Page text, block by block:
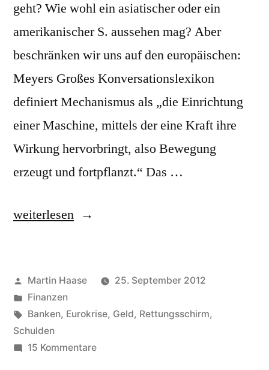
geht? Wie wohl ein asiatischer oder ein
amerikanischer S. aussehen mag? Aber
beschränken wir uns auf den europäischen:
Meyers Großes Konversationslexikon
definiert Mechanismus als „die Einrichtung
einer Maschine, mittels der eine Kraft ihre
Wirkung hervorbringt, also Bewegung
erzeugt und fortpflanzt.“ Das …
„Stabilitätsmechanismus,
weiterlesen
Veröffentlicht
von
Martin Haase
25. September 2012
Veröffentlicht
in
Finanzen
Schlagwörter:
Banken, Eurokrise, Geld, Rettungsschirm,
Schulden
15 Kommentarezu